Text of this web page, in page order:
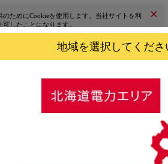
ためにCookieを使用します。当社サイトを利
したことになります。
×
料金シミュレーショ
お申し込み
地域を選択してくださ